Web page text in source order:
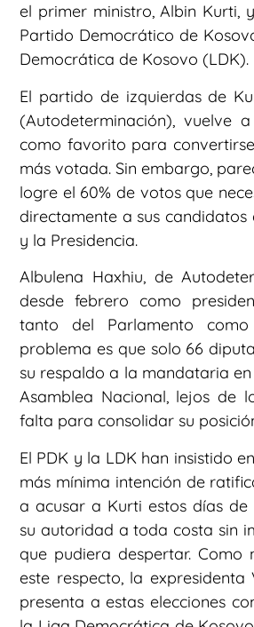
el primer ministro, Albin Kurti,
Partido Democrático de
Democrática de Kosovo (LDK).
El partido de izquierdas de
(Autodeterminación), vuelve
como favorito para
más votada. Sin embargo,
logre el 60% de votos que
directamente a sus candidatos
y la Presidencia.
Albulena Haxhiu, de
desde febrero como
tanto del Parlamento
problema es que solo 66
su respaldo a la mandataria
Asamblea Nacional, lejos de
falta para consolidar su
El PDK y la LDK han insistido
más mínima intención de
a acusar a Kurti estos días
su autoridad a toda costa sin
que pudiera despertar. Como
este respecto, la expresidenta
presenta a estas elecciones